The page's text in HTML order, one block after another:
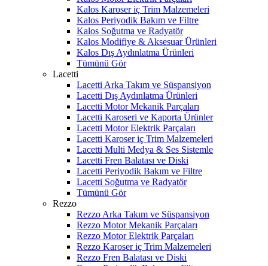
Kalos Karoser iç Trim Malzemeleri
Kalos Periyodik Bakım ve Filtre
Kalos Soğutma ve Radyatör
Kalos Modifiye & Aksesuar Ürünleri
Kalos Dış Aydınlatma Ürünleri
Tümünü Gör
Lacetti
Lacetti Arka Takım ve Süspansiyon
Lacetti Dış Aydınlatma Ürünleri
Lacetti Motor Mekanik Parçaları
Lacetti Karoseri ve Kaporta Ürünler
Lacetti Motor Elektrik Parçaları
Lacetti Karoser iç Trim Malzemeleri
Lacetti Multi Medya & Ses Sistemle
Lacetti Fren Balatası ve Diski
Lacetti Periyodik Bakım ve Filtre
Lacetti Soğutma ve Radyatör
Tümünü Gör
Rezzo
Rezzo Arka Takım ve Süspansiyon
Rezzo Motor Mekanik Parçaları
Rezzo Motor Elektrik Parçaları
Rezzo Karoser iç Trim Malzemeleri
Rezzo Fren Balatası ve Diski